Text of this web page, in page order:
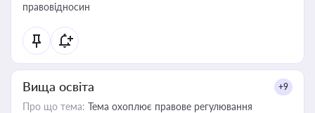
правовідносин
Вища освіта +9
Про що тема: Тема охоплює правове регулювання